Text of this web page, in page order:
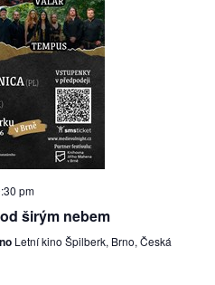
pm
širým nebem
Letní kino Špilberk, Brno, Česká